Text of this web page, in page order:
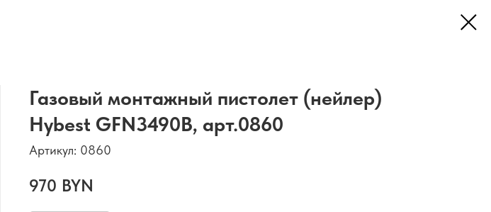
Газовый монтажный пистолет (нейлер)
Hybest GFN3490B, арт.0860
Артикул: 0860
970 BYN